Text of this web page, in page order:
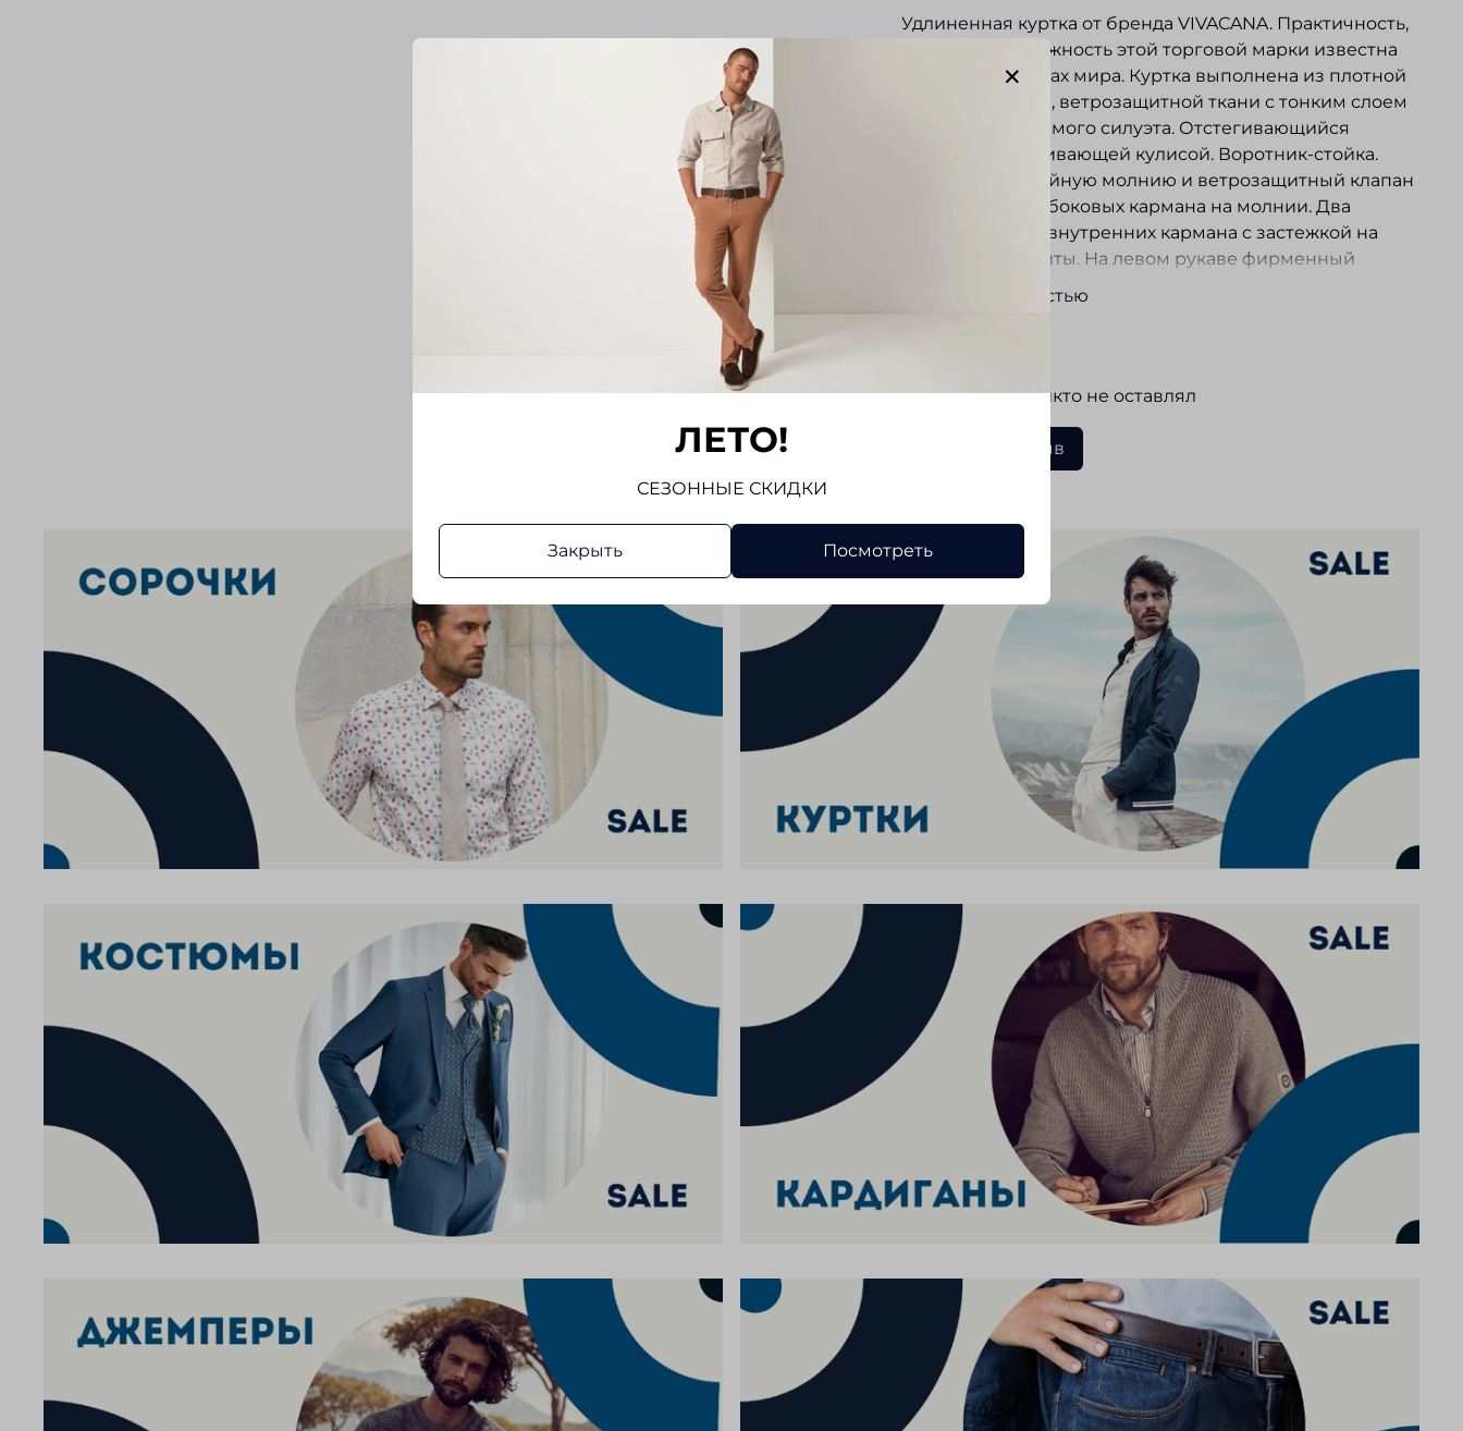
Удлиненная куртка от бренда VIVACANA. Практичность,
качество и надежность этой торговой марки известна
во многих странах мира. Куртка выполнена из плотной
непромокаемой, ветрозащитной ткани с тонким слоем
утеплителя. Прямого силуэта. Отстегивающийся
капюшон с утягивающей кулисой. Воротник-стойка.
Застежка на двойную молнию и ветрозащитный клапан
на кнопках. Два боковых кармана на молнии. Два
вместительных внутренних кармана с застежкой на
молнию и магниты. На левом рукаве фирменный
Показать полностью
Отзывов еще никто не оставлял
Написать отзыв
ЛЕТО!
СЕЗОННЫЕ СКИДКИ
Закрыть Посмотреть